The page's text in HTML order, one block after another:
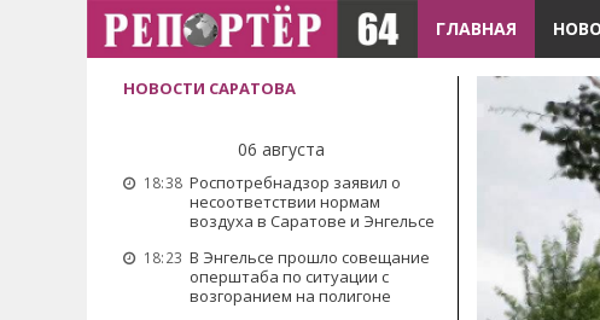
ГЛАВНАЯ
НОВОСТИ САРАТОВА
06 августа
18:38 Роспотребнадзор заявил о
несоответствии нормам
воздуха в Саратове и Энгельсе
18:23 В Энгельсе прошло совещание
оперштаба по ситуации с
возгоранием на полигоне